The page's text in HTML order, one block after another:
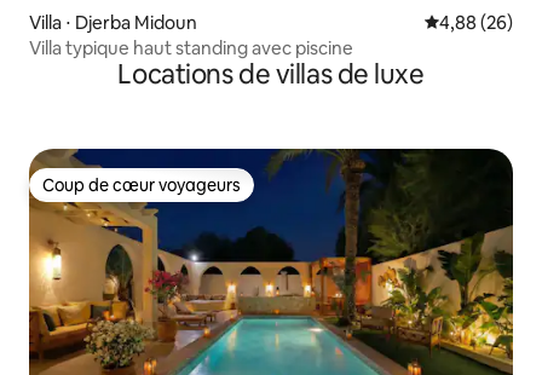
Villa ⋅ Djerba Midoun Évaluation
4,88 (26)
Villa typique haut standing avec piscine
Locations de villas de luxe
Coup de cœur voyageurs
Coup de cœur voyageurs